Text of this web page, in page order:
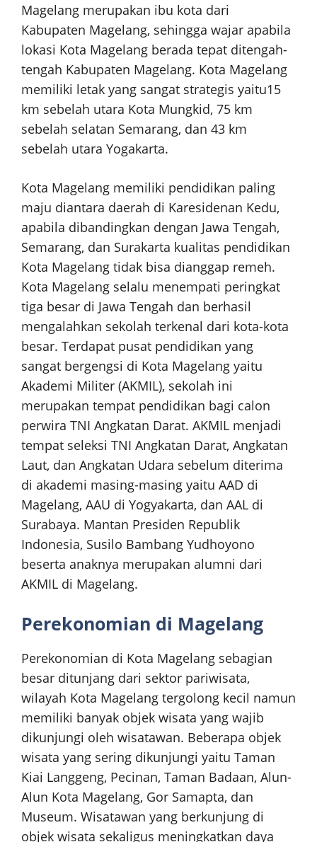
Magelang merupakan ibu kota dari
Kabupaten Magelang, sehingga wajar apabila
lokasi Kota Magelang berada tepat ditengah-
tengah Kabupaten Magelang. Kota Magelang
memiliki letak yang sangat strategis yaitu15
km sebelah utara Kota Mungkid, 75 km
sebelah selatan Semarang, dan 43 km
sebelah utara Yogakarta.
Kota Magelang memiliki pendidikan paling
maju diantara daerah di Karesidenan Kedu,
apabila dibandingkan dengan Jawa Tengah,
Semarang, dan Surakarta kualitas pendidikan
Kota Magelang tidak bisa dianggap remeh.
Kota Magelang selalu menempati peringkat
tiga besar di Jawa Tengah dan berhasil
mengalahkan sekolah terkenal dari kota-kota
besar. Terdapat pusat pendidikan yang
sangat bergengsi di Kota Magelang yaitu
Akademi Militer (AKMIL), sekolah ini
merupakan tempat pendidikan bagi calon
perwira TNI Angkatan Darat. AKMIL menjadi
tempat seleksi TNI Angkatan Darat, Angkatan
Laut, dan Angkatan Udara sebelum diterima
di akademi masing-masing yaitu AAD di
Magelang, AAU di Yogyakarta, dan AAL di
Surabaya. Mantan Presiden Republik
Indonesia, Susilo Bambang Yudhoyono
beserta anaknya merupakan alumni dari
AKMIL di Magelang.
Perekonomian di Magelang
Perekonomian di Kota Magelang sebagian
besar ditunjang dari sektor pariwisata,
wilayah Kota Magelang tergolong kecil namun
memiliki banyak objek wisata yang wajib
dikunjungi oleh wisatawan. Beberapa objek
wisata yang sering dikunjungi yaitu Taman
Kiai Langgeng, Pecinan, Taman Badaan, Alun-
Alun Kota Magelang, Gor Samapta, dan
Museum. Wisatawan yang berkunjung di
objek wisata sekaligus meningkatkan daya